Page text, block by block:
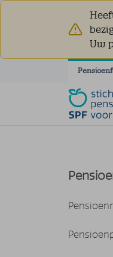
Uw
Navigatie overslaan